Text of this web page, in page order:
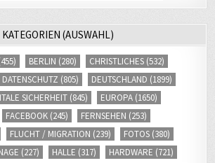
KATEGORIEN (AUSWAHL)
BERLIN (280) CHRISTLICHES (532)
DATENSCHUTZ (805) DEUTSCHLAND (1899)
SICHERHEIT (845) EUROPA (1650)
FACEBOOK (245) FERNSEHEN (253)
FLUCHT / MIGRATION (239) FOTOS (380)
(227) HALLE (317) HARDWARE (721)